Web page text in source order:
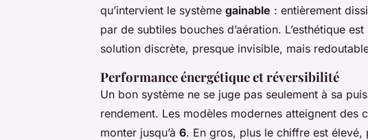
qu’intervient le système gainable : entièrement
par de subtiles bouches d’aération. L’esthétique
solution discrète, presque invisible, mais
Performance énergétique et réversibilité
Un bon système ne se juge pas seulement à sa
rendement. Les modèles modernes atteignent des
monter jusqu’à 6. En gros, plus le chiffre est